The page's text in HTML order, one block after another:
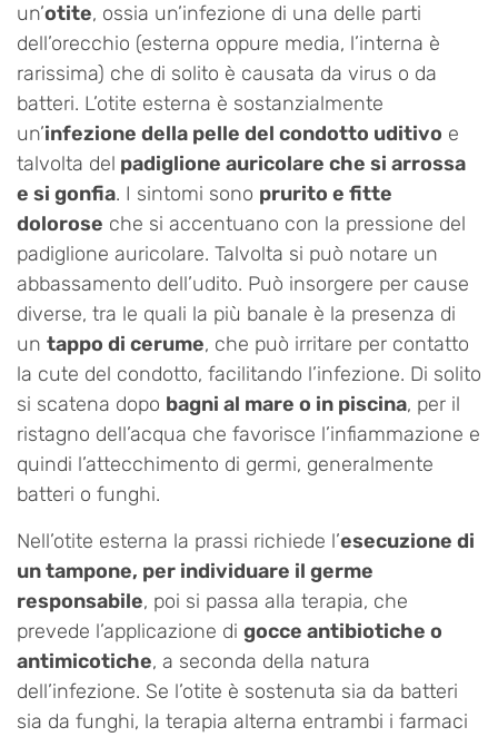
un’otite, ossia un’infezione di una delle parti
dell’orecchio (esterna oppure media, l’interna è
rarissima) che di solito è causata da virus o da
batteri. L’otite esterna è sostanzialmente
un’infezione della pelle del condotto uditivo e
talvolta del padiglione auricolare che si arrossa
e si gonfia. I sintomi sono prurito e fitte
dolorose che si accentuano con la pressione del
padiglione auricolare. Talvolta si può notare un
abbassamento dell’udito. Può insorgere per cause
diverse, tra le quali la più banale è la presenza di
un tappo di cerume, che può irritare per contatto
la cute del condotto, facilitando l’infezione. Di solito
si scatena dopo bagni al mare o in piscina, per il
ristagno dell’acqua che favorisce l’infiammazione e
quindi l’attecchimento di germi, generalmente
batteri o funghi.
Nell’otite esterna la prassi richiede l’esecuzione di
un tampone, per individuare il germe
responsabile, poi si passa alla terapia, che
prevede l’applicazione di gocce antibiotiche o
antimicotiche, a seconda della natura
dell’infezione. Se l’otite è sostenuta sia da batteri
sia da funghi, la terapia alterna entrambi i farmaci